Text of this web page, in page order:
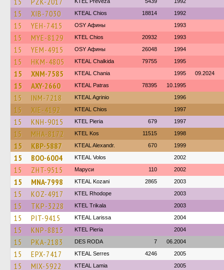
15 XIB-7030 KTEAL Chios 18814 1992
15 YEH-7415 OSY Афины 1993
15 MYE-8129 KTEL Chios 20932 1993
15 YEM-4915 OSY Афины 26048 1994
15 HKM-4805 KTEAL Chalkida 79755 1995
15 XNM-7585 KTEAL Chania 1995 09.2024
15 AXY-2660 KTEAL Patras 78395 10.1995
15 INM-7218 KTEAL Agrinio 1996
15 XIE-4192 KTEAL Chios 1997
15 KNH-9015 KTEL Pieria 679 1997
15 MHA-8172 KTEL Kos 11515 1998
15 KBP-5887 KTEAL Alexandr. 670 1999
15 BOO-6004 KTEAL Volos 2002
15 ZHT-9515 Маруси 110 2002
15 MNA-7998 KTEAL Kozani 2865 2003
15 KOZ-4917 KTEL Rhodope 2003
15 TKP-3228 ΚΤΕL Τrikala 2003
15 PIT-9415 KTEAL Larissa 2004
15 KNP-8815 KTEL Pieria 2004
15 PKA-2183 DES RODA 7 06.2004
15 EPX-7417 KTEAL Serres 4246 2005
15 MIX-5922 KTEAL Lamia 2005